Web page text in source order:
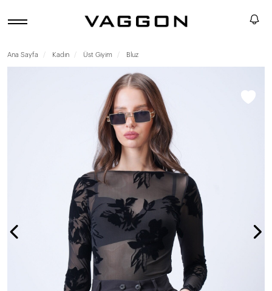
Ana Sayfa Kadın Üst Giyim Bluz